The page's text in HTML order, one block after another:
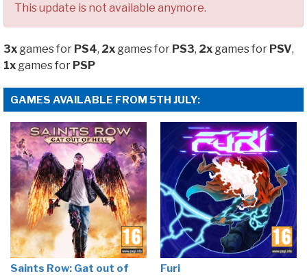
This update is not available anymore.
3x games for PS4, 2x games for PS3, 2x games for PSV,
1x games for PSP
GAMES AVAILABLE FROM 5TH JULY:
Saints Row: Gat out of
Furi